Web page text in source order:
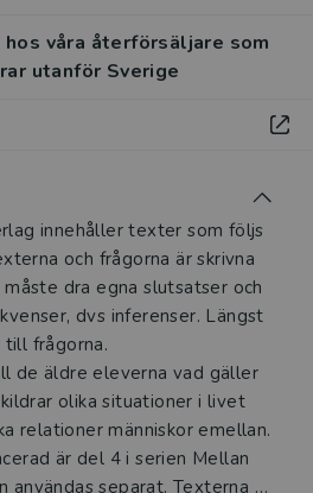
våra återförsäljare som
utanför Sverige
innehåller texter som följs
och frågorna är skrivna
dra egna slutsatser och
dvs inferenser. Längst
till frågorna.
de äldre eleverna vad gäller
olika situationer i livet
relationer människor emellan.
är del 4 i serien Mellan
användas separat. Texterna är